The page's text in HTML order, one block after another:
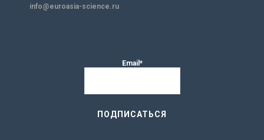
info@euroasia-science.ru
Email*